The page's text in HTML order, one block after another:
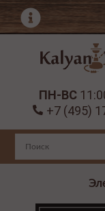
ПН-ВС
+7 (495)